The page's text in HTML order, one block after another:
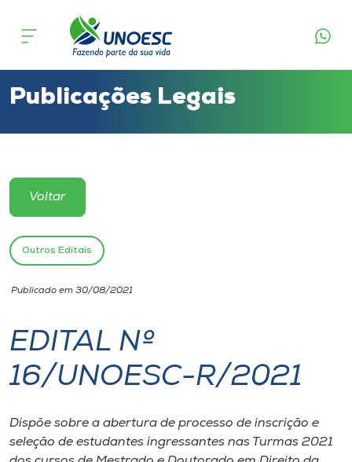
Cursos
Atendimento ao Estudante
Portal de Ensino
Unoesc
Internacionalização
I.nova
Diplomados
Publicações Legais
Voltar
Outros Editais
Publicado em 30/08/2021
EDITAL Nº
16/UNOESC-R/2021
Dispõe sobre a abertura de processo de inscrição e
seleção de estudantes ingressantes nas Turmas 2021